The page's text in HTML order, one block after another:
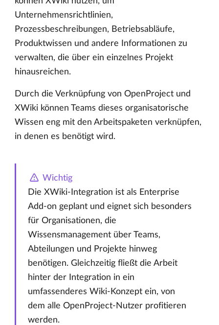
Unternehmensrichtlinien,
Prozessbeschreibungen, Betriebsabläufe,
Produktwissen und andere Informationen zu
verwalten, die über ein einzelnes Projekt
hinausreichen.
Durch die Verknüpfung von OpenProject und
XWiki können Teams dieses organisatorische
Wissen eng mit den Arbeitspaketen verknüpfen,
in denen es benötigt wird.
Wichtig
Die XWiki-Integration ist als Enterprise
Add-on geplant und eignet sich besonders
für Organisationen, die
Wissensmanagement über Teams,
Abteilungen und Projekte hinweg
benötigen. Gleichzeitig fließt die Arbeit
hinter der Integration in ein
umfassenderes Wiki-Konzept ein, von
dem alle OpenProject-Nutzer profitieren
werden.